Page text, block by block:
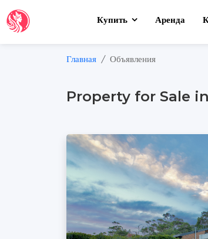
Купить Аренда
Главная Объявления
Property for Sale